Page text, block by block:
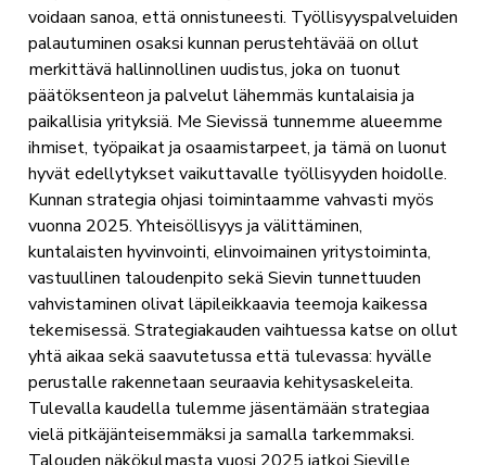
voidaan sanoa, että onnistuneesti. Työllisyyspalveluiden
palautuminen osaksi kunnan perustehtävää on ollut
merkittävä hallinnollinen uudistus, joka on tuonut
päätöksenteon ja palvelut lähemmäs kuntalaisia ja
paikallisia yrityksiä. Me Sievissä tunnemme alueemme
ihmiset, työpaikat ja osaamistarpeet, ja tämä on luonut
hyvät edellytykset vaikuttavalle työllisyyden hoidolle.
Kunnan strategia ohjasi toimintaamme vahvasti myös
vuonna 2025. Yhteisöllisyys ja välittäminen,
kuntalaisten hyvinvointi, elinvoimainen yritystoiminta,
vastuullinen taloudenpito sekä Sievin tunnettuuden
vahvistaminen olivat läpileikkaavia teemoja kaikessa
tekemisessä. Strategiakauden vaihtuessa katse on ollut
yhtä aikaa sekä saavutetussa että tulevassa: hyvälle
perustalle rakennetaan seuraavia kehitysaskeleita.
Tulevalla kaudella tulemme jäsentämään strategiaa
vielä pitkäjänteisemmäksi ja samalla tarkemmaksi.